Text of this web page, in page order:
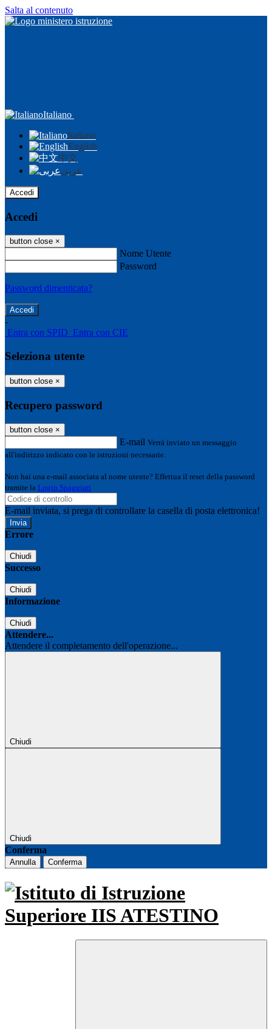
Salta al contenuto
Italiano
Italiano
English
中文
عربى
Accedi
Accedi
button close ×
Nome Utente
Password
Password dimenticata?
-
Entra con SPID Entra con CIE
Seleziona utente
button close ×
Recupero password
button close ×
E-mail Verrà inviato un messaggio
all'indirizzo indicato con le istruzioni necessarie.
Non hai una e-mail associata al nome utente? Effettua il reset della password
tramite la Login Spaggiari
E-mail inviata, si prega di controllare la casella di posta elettronica!
Errore
Chiudi
Successo
Chiudi
Informazione
Chiudi
Attendere...
Attendere il completamento dell'operazione...
Chiudi
Chiudi
Conferma
Annulla Conferma